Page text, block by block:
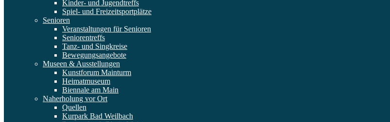
Kinder- und Jugendtreffs
Spiel- und Freizeitsportplätze
Senioren
Veranstaltungen für Senioren
Seniorentreffs
Tanz- und Singkreise
Bewegungsangebote
Museen & Ausstellungen
Kunstforum Mainturm
Heimatmuseum
Biennale am Main
Naherholung vor Ort
Quellen
Kurpark Bad Weilbach